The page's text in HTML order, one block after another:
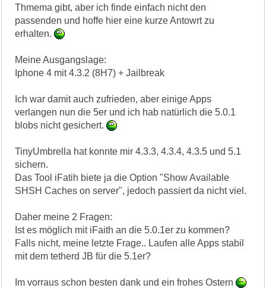
Thmema gibt, aber ich finde einfach nicht den
passenden und hoffe hier eine kurze Antowrt zu
erhalten.
Meine Ausgangslage:
Iphone 4 mit 4.3.2 (8H7) + Jailbreak
Ich war damit auch zufrieden, aber einige Apps
verlangen nun die 5er und ich hab natürlich die 5.0.1
blobs nicht gesichert.
TinyUmbrella hat konnte mir 4.3.3, 4.3.4, 4.3.5 und 5.1
sichern.
Das Tool iFatih biete ja die Option "Show Available
SHSH Caches on server", jedoch passiert da nicht viel.
Daher meine 2 Fragen:
Ist es möglich mit iFaith an die 5.0.1er zu kommen?
Falls nicht, meine letzte Frage.. Laufen alle Apps stabil
mit dem tetherd JB für die 5.1er?
Im vorraus schon besten dank und ein frohes Ostern